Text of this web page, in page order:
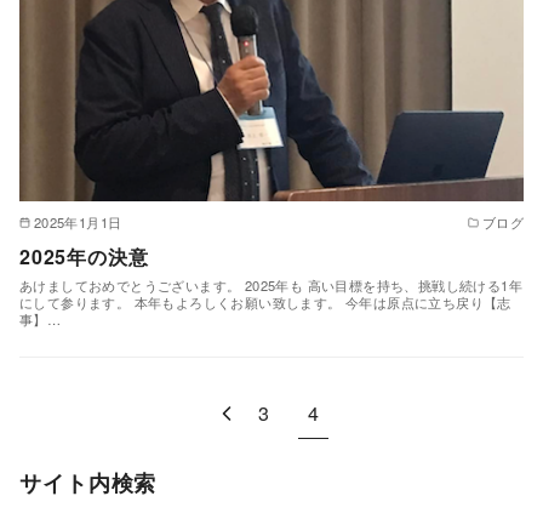
2025年1月1日 ブログ
2025年の決意
あけましておめでとうございます。 2025年も 高い目標を持ち、挑戦し続ける1年
にして参ります。 本年もよろしくお願い致します。 今年は原点に立ち戻り【志
事】…
3 4
サイト内検索